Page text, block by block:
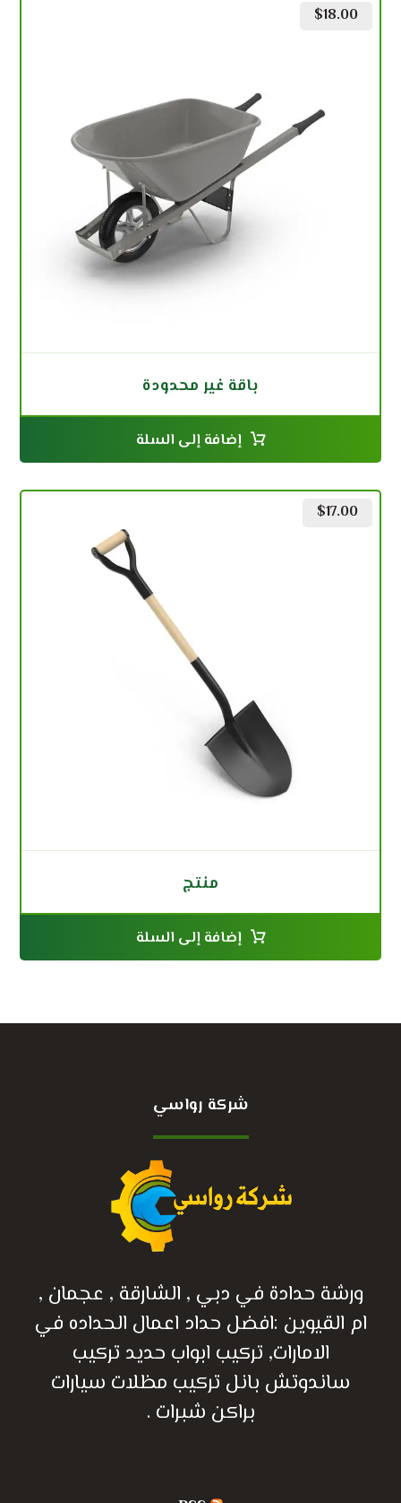
باقة غير محدودة
$18.00
إضافة إلى السلة
منتج
$17.00
إضافة إلى السلة
شركة رواسي
ورشة حدادة في دبي , الشارقة , عجمان ,
ام القيوين :افضل حداد اعمال الحداده في
الامارات, تركيب ابواب حديد تركيب
ساندوتش بانل تركيب مظلات سيارات
براكن شبرات .